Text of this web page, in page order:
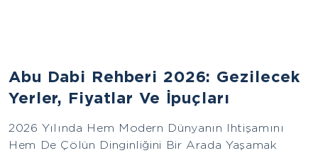
Abu Dabi Rehberi 2026: Gezilecek
Yerler, Fiyatlar Ve İpuçları
2026 Yılında Hem Modern Dünyanın Ihtişamını
Hem De Çölün Dinginliğini Bir Arada Yaşamak